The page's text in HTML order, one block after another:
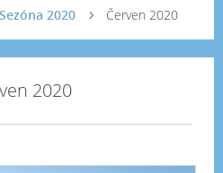
Sezóna 2020 Červen 2020
2020